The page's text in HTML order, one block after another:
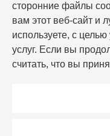
сторонние файлы
вам этот веб-сайт и
используете, с
услуг. Если вы
считать, что вы
info@i-ven.by
Мы в
Режим